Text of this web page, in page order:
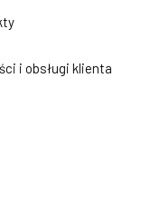
i obsługi klienta